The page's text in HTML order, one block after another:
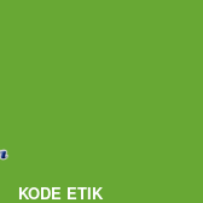
KODE ETIK